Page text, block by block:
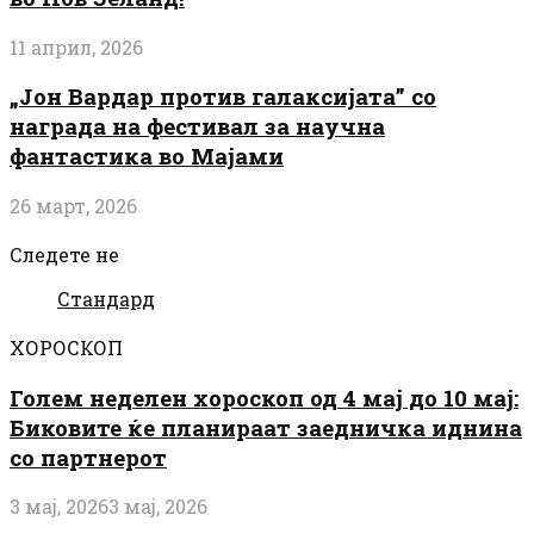
11 април, 2026
„Јон Вардар против галаксијата” со
награда на фестивал за научна
фантастика во Мајами
26 март, 2026
Следете не
Стандард
ХОРОСКОП
Голем неделен хороскоп од 4 мај до 10 мај:
Биковите ќе планираат заедничка иднина
со партнерот
3 мај, 20263 мај, 2026